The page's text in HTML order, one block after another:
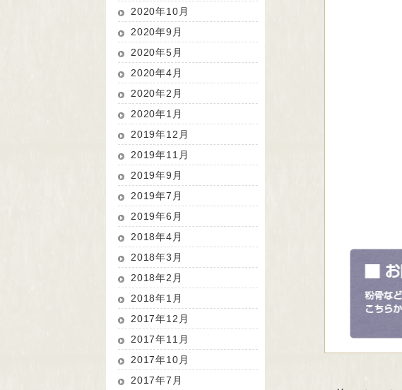
2020年10月
2020年9月
2020年5月
2020年4月
2020年2月
2020年1月
2019年12月
2019年11月
2019年9月
2019年7月
2019年6月
2018年4月
2018年3月
2018年2月
2018年1月
2017年12月
2017年11月
2017年10月
2017年7月